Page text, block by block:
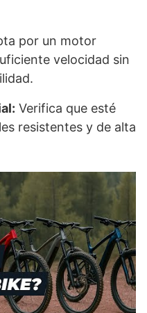
por un motor
velocidad sin
Verifica que esté
resistentes y de alta